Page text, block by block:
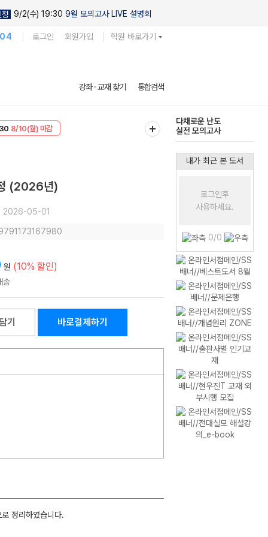
청 9/2(수) 19:30 9월 모의고사 LIVE 설명회
로그인 회원가입 학원 바로가기
강좌 · 교재 찾기 통합검색
8/10(월) 마감
다채로운 난도
실전 모의고사
(2026년)
2026-05-01
원 (10% 할인)
기 바로결제하기
정리하였습니다.
내가 최근 본 도서
로그인후
사용하세요.
0/0